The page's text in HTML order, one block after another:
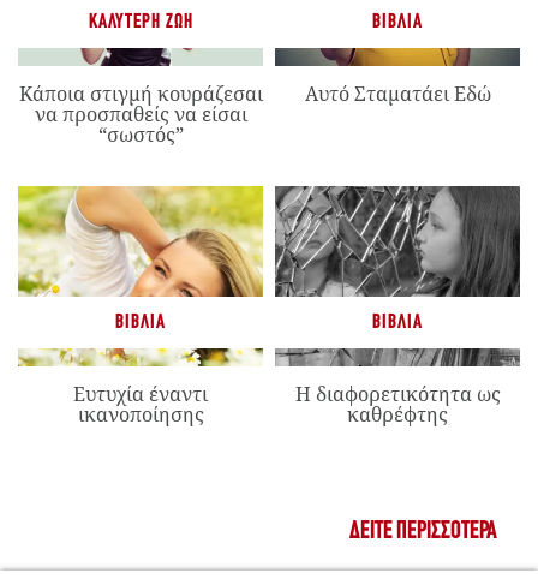
ΚΑΛΎΤΕΡΗ ΖΩΉ
Κάποια στιγμή κουράζεσαι
να προσπαθείς να είσαι
“σωστός”
ΒΙΒΛΊΑ
Αυτό Σταματάει Εδώ
ΒΙΒΛΊΑ
Ευτυχία έναντι
ικανοποίησης
ΒΙΒΛΊΑ
Η διαφορετικότητα ως
καθρέφτης
ΔΕΊΤΕ ΠΕΡΙΣΣΌΤΕΡΑ